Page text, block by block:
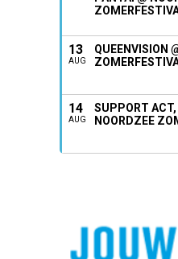
13
AUG
QUEENVISION
14
AUG
SUPPORT
NOORDZEE